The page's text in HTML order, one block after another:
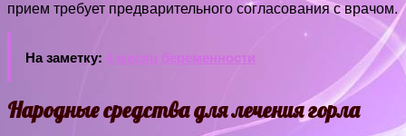
прием требует предварительного согласования с врачом.
На заметку: 4 месяц беременности
Народные средства для лечения горла